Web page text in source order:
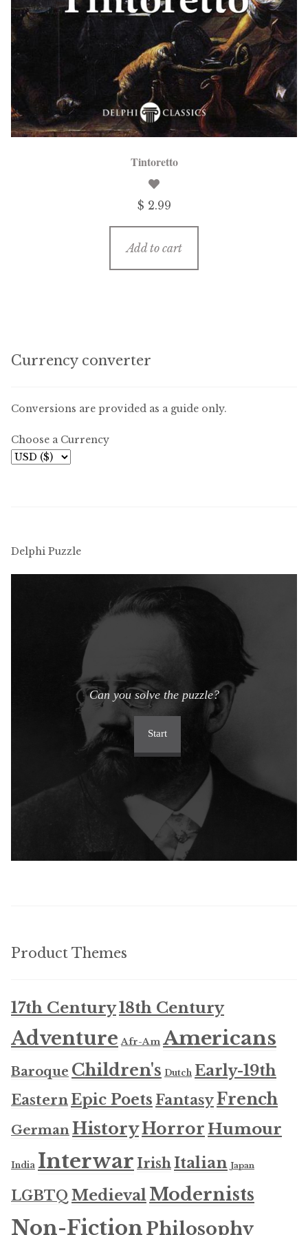
Tintoretto
$ 2.99
Add to cart
Currency converter
Conversions are provided as a guide only.
Choose a Currency
Delphi Puzzle
Can you solve the puzzle?
Start
Product Themes
17th Century18th Century
Adventure Afr-Am Americans
Baroque Children's Dutch Early-19th
EasternEpic Poets FantasyFrench
GermanHistoryHorrorHumour
India Interwar IrishItalian Japan
LGBTQ MedievalModernists
Non-FictionPhilosophy